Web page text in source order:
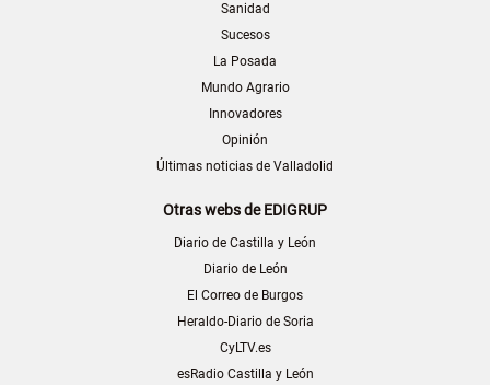
Sanidad
Sucesos
La Posada
Mundo Agrario
Innovadores
Opinión
Últimas noticias de Valladolid
Otras webs de EDIGRUP
Diario de Castilla y León
Diario de León
El Correo de Burgos
Heraldo-Diario de Soria
CyLTV.es
esRadio Castilla y León